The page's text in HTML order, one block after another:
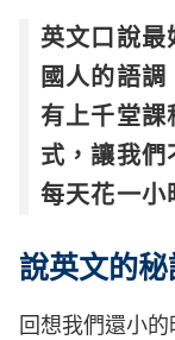
英文口說最
國人的語
有上千堂課
式，讓我們
每天花一小
說英文的
回想我們還小